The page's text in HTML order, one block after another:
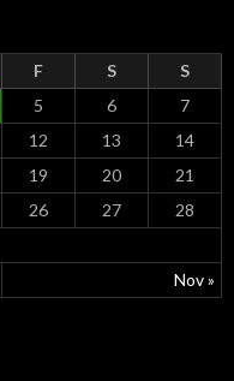
F S S
Nov »
5 6
7
12 13
14
19 20
21
26 27
28